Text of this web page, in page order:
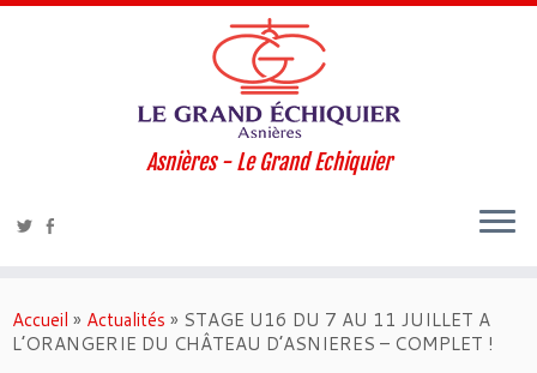
Asnières - Le Grand Echiquier
Accueil » Actualités » STAGE U16 DU 7 AU 11 JUILLET A
L’ORANGERIE DU CHÂTEAU D’ASNIERES – COMPLET !